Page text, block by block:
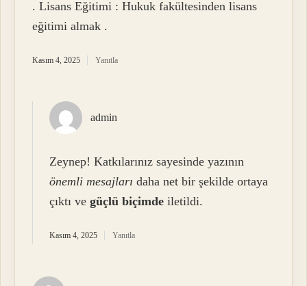
. Lisans Eğitimi : Hukuk fakültesinden lisans
eğitimi almak .
Kasım 4, 2025 Yanıtla
admin
Zeynep! Katkılarınız sayesinde yazının
önemli mesajları daha net bir şekilde ortaya
çıktı vegüçlü biçimde iletildi.
Kasım 4, 2025 Yanıtla